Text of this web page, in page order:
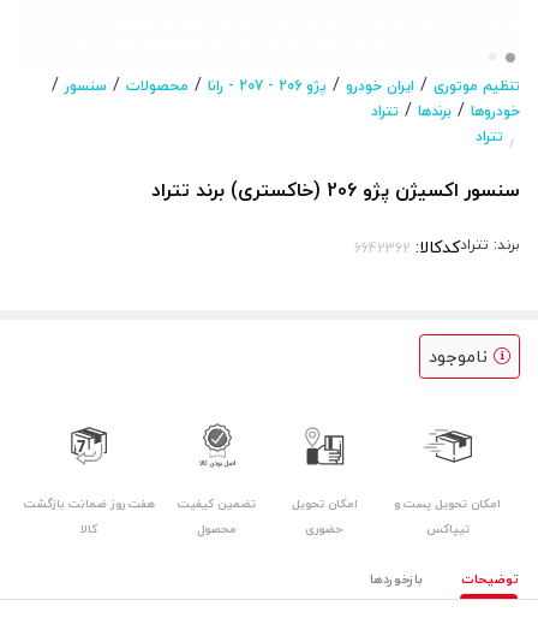
تنظیم موتوری / ایران خودرو / پژو 206 - 207 - رانا / محصولات / سنسور/
خودروها / برندها / تتراد
/ تتراد
سنسور اکسیژن پژو 206 (خاکستری) برند تتراد
برند: تترادکدکالا:
ناموجود
امکان تحویل پست و
تیپاکس
امکان تحویل
حضوری
تضمین کیفیت
محصول
هفت روز ضمانت بازگشت
کالا
توضیحات بازخوردها